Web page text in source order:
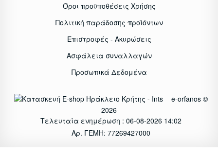
Όροι προϋποθέσεις Χρήσης
Πολιτική παράδοσης προϊόντων
Επιστροφές - Ακυρώσεις
Ασφάλεια συναλλαγών
Προσωπικά Δεδομένα
e-orfanos ©
2026
Τελευταία ενημέρωση : 06-08-2026 14:02
Αρ. ΓΕΜΗ: 77269427000